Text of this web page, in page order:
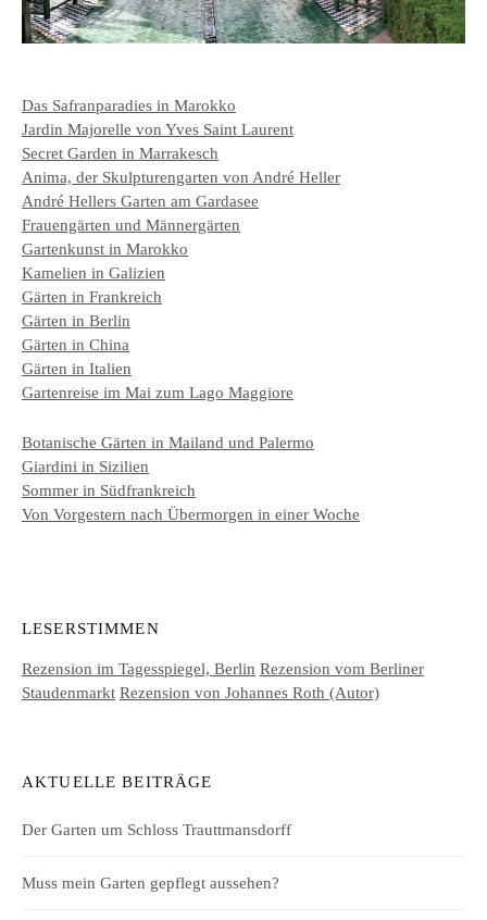
Das Safranparadies in Marokko
Jardin Majorelle von Yves Saint Laurent
Secret Garden in Marrakesch
Anima, der Skulpturengarten von André Heller
André Hellers Garten am Gardasee
Frauengärten und Männergärten
Gartenkunst in Marokko
Kamelien in Galizien
Gärten in Frankreich
Gärten in Berlin
Gärten in China
Gärten in Italien
Gartenreise im Mai zum Lago Maggiore
Botanische Gärten in Mailand und Palermo
Giardini in Sizilien
Sommer in Südfrankreich
Von Vorgestern nach Übermorgen in einer Woche
LESERSTIMMEN
Rezension im Tagesspiegel, Berlin Rezension vom Berliner
Staudenmarkt Rezension von Johannes Roth (Autor)
AKTUELLE BEITRÄGE
Der Garten um Schloss Trauttmansdorff
Muss mein Garten gepflegt aussehen?